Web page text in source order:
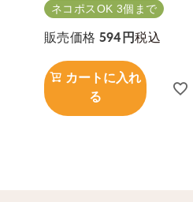
ネコポスOK 3個まで
販売価格 594 税込
カートに入れ
る